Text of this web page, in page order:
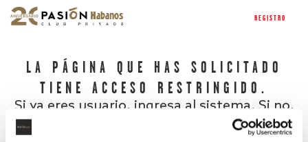
REGISTRO
LA PÁGINA QUE HAS SOLICITADO
TIENE ACCESO RESTRINGIDO.
Si ya eres usuario, ingresa al sistema. Si no,